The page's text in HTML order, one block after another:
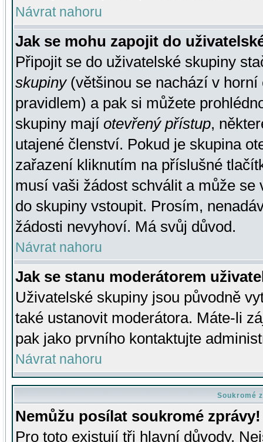
Návrat nahoru
Jak se mohu zapojit do
Připojit se do uživatelské skupiny
skupiny(většinou se nachází v horní
pravidlem) a pak si můžete
skupiny mají otevřený přístup,
utajené členství. Pokud je skupina
zařazení kliknutím na příslušné
musí vaši žádost schválit a může se
do skupiny vstoupit. Prosím,
žádosti nevyhoví. Má svůj důvod.
Návrat nahoru
Jak se stanu moderátorem
Uživatelské skupiny jsou původně
také ustanovit moderátora. Máte-li
pak jako prvního kontaktujte
Návrat nahoru
Soukromé
Nemůžu posílat soukromé zprávy!
Pro toto existují tři hlavní důvody.